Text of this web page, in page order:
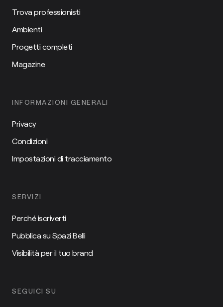
Trova professionisti
Ambienti
Progetti completi
Magazine
INFORMAZIONI GENERALI
Privacy
Condizioni
Impostazioni di tracciamento
SERVIZI
Perché iscriverti
Pubblica su Spazi Belli
Visibilità per il tuo brand
SEGUICI SU